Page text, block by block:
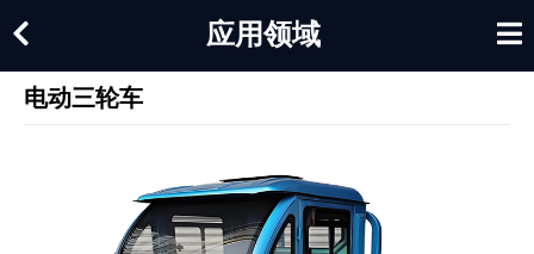
应用领域
电动三轮车